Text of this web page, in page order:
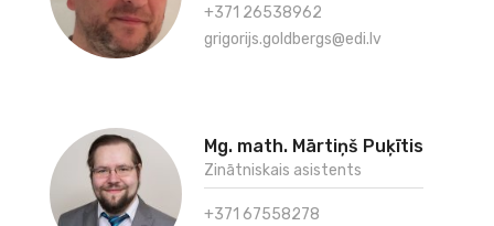
+371 26538962
grigorijs.goldbergs@edi.lv
Mg. math. Mārtiņš Puķītis
Zinātniskais asistents
+371 67558278